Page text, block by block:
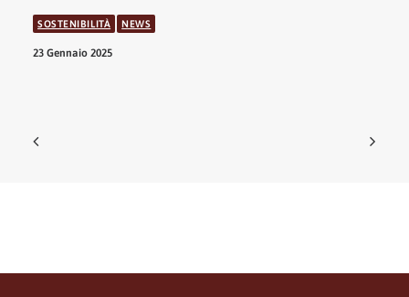
SOSTENIBILITÀ NEWS
23 Gennaio 2025